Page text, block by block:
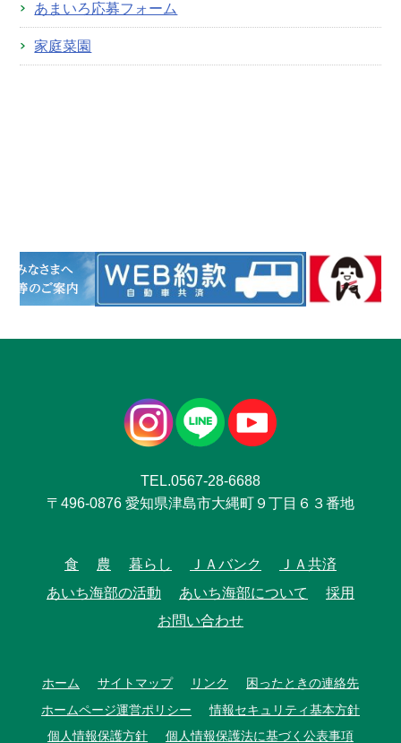
あまいろ応募フォーム
家庭菜園
TEL.0567-28-6688
〒496-0876 愛知県津島市大縄町９丁目６３番地
食 農 暮らし ＪＡバンク
ＪＡ共済
あいち海部の活動
あいち海部について
採用
お問い合わせ
ホーム サイトマップ リンク
困ったときの連絡先
ホームページ運営ポリシー
情報セキュリティ基本方針
個人情報保護方針
個人情報保護法に基づく公表事項